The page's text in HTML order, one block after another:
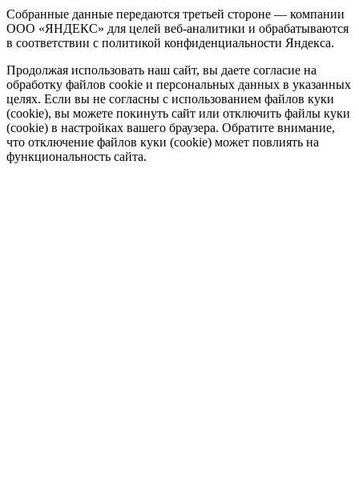
Собранные данные передаются третьей стороне — компании
ООО «ЯНДЕКС» для целей веб-аналитики и обрабатываются
в соответствии с политикой конфиденциальности Яндекса.
Продолжая использовать наш сайт, вы даете согласие на
обработку файлов cookie и персональных данных в указанных
целях. Если вы не согласны с использованием файлов куки
(cookie), вы можете покинуть сайт или отключить файлы куки
(cookie) в настройках вашего браузера. Обратите внимание,
что отключение файлов куки (cookie) может повлиять на
функциональность сайта.